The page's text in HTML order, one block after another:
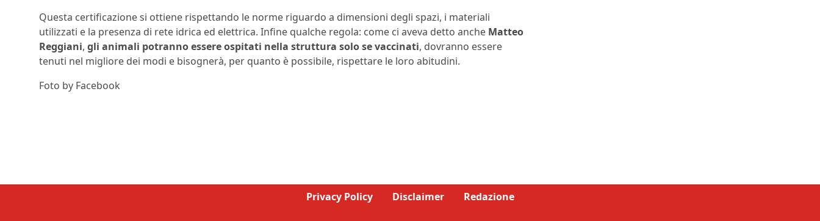
Questa certificazione si ottiene rispettando le norme riguardo a dimensioni degli spazi, i materiali
utilizzati e la presenza di rete idrica ed elettrica. Infine qualche regola: come ci aveva detto anche Matteo
Reggiani, gli animali potranno essere ospitati nella struttura solo se vaccinati, dovranno essere
tenuti nel migliore dei modi e bisognerà, per quanto è possibile, rispettare le loro abitudini.
Foto by Facebook
Privacy Policy Disclaimer Redazione